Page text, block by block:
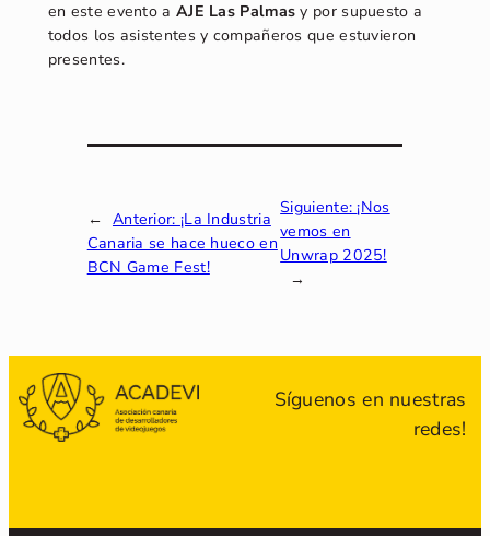
en este evento a AJE Las Palmas y por supuesto a
todos los asistentes y compañeros que estuvieron
presentes.
← Anterior: ¡La Industria
Canaria se hace hueco en
BCN Game Fest!
Siguiente:¡Nos
vemos en
Unwrap 2025!
→
Síguenos en nuestras
redes!